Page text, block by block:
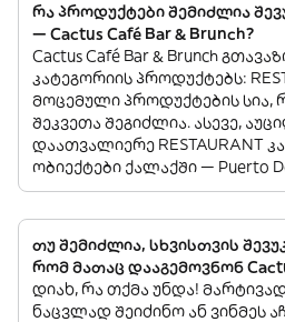
რა პროდუქტები შემიძლია
— Cactus Café Bar & Brunch?
Cactus Café Bar & Brunch
კატეგორიის პროდუქტებს:
მოცემული პროდუქტების სია,
შეკვეთა შეგიძლია. ასევე,
დაათვალიერე RESTAURANT
ობიექტები ქალაქში — Puerto
თუ შემიძლია, სხვისთვის
რომ მათაც დააგემოვნონ
დიახ, რა თქმა უნდა!
ნაცვლად შეიძინო ან ვინმეს